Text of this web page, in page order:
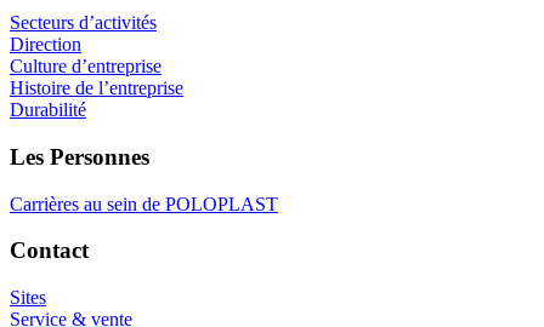
Secteurs d’activités
Direction
Culture d’entreprise
Histoire de l’entreprise
Durabilité
Les Personnes
Carrières au sein de POLOPLAST
Contact
Sites
Service & vente